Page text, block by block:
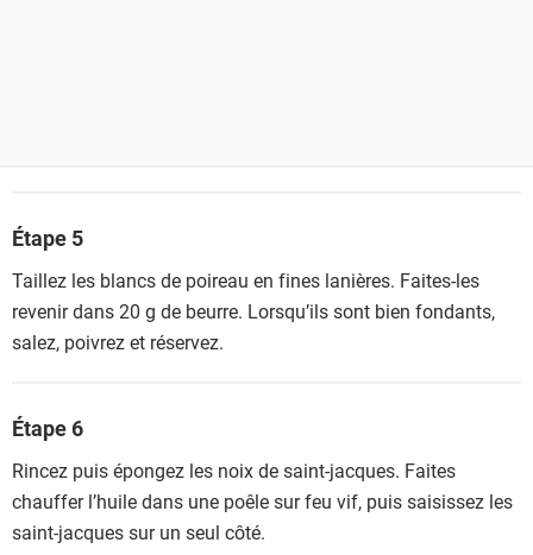
Étape 5
Taillez les blancs de poireau en fines lanières. Faites-les
revenir dans 20 g de beurre. Lorsqu’ils sont bien fondants,
salez, poivrez et réservez.
Étape 6
Rincez puis épongez les noix de saint-jacques. Faites
chauffer l’huile dans une poêle sur feu vif, puis saisissez les
saint-jacques sur un seul côté.